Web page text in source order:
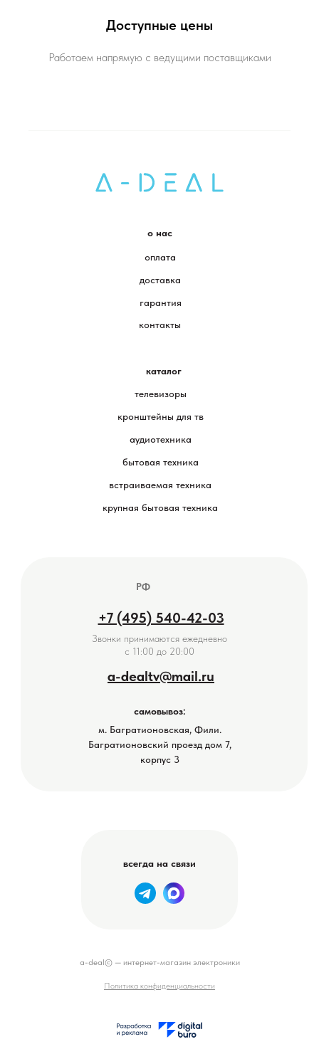
Доступные цены
Работаем напрямую с ведущими поставщиками
м. Багратионовская, Фили.
Багратионовский проезд дом 7,
корпус 3
+7 (495) 540-42-03
a-dealtv@mail.ru
Звонки принимаются ежедневно
с 11:00 до 20:00
самовывоз:
РФ
a-deal© — интернет-магазин электроники
всегда на связи
Политика конфиденциальности
о нас
оплата
доставка
гарантия
каталог
телевизоры
кронштейны для тв
аудиотехника
крупная бытовая техника
бытовая техника
встраиваемая техника
контакты